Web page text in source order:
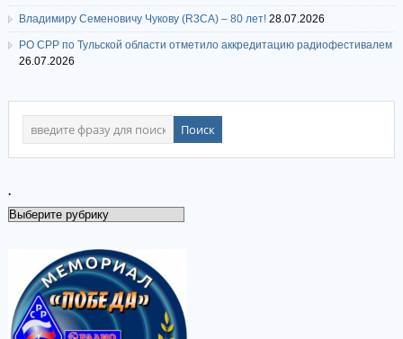
Владимиру Семеновичу Чукову (R3CA) – 80 лет! 28.07.2026
РО СРР по Тульской области отметило аккредитацию радиофестивалем
26.07.2026
.